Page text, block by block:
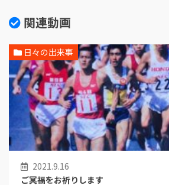
関連動画
2021.9.16
ご冥福をお祈りします
日々の出来事